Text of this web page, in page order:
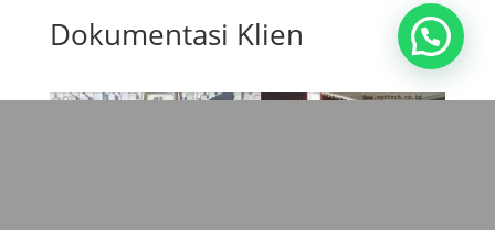
Dokumentasi Klien